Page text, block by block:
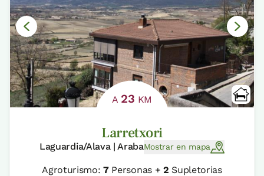
A 23 KM
Larretxori
Laguardia/Alava | ArabaMostrar en mapa
Agroturismo:7Personas + 2 Supletorias